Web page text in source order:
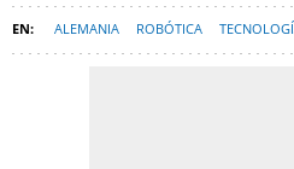
ALEMANIA ROBÓTICA